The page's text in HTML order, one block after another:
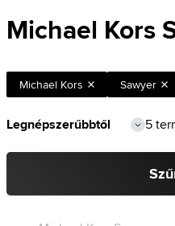
Michael Kors
Michael Kors Sawyer
5